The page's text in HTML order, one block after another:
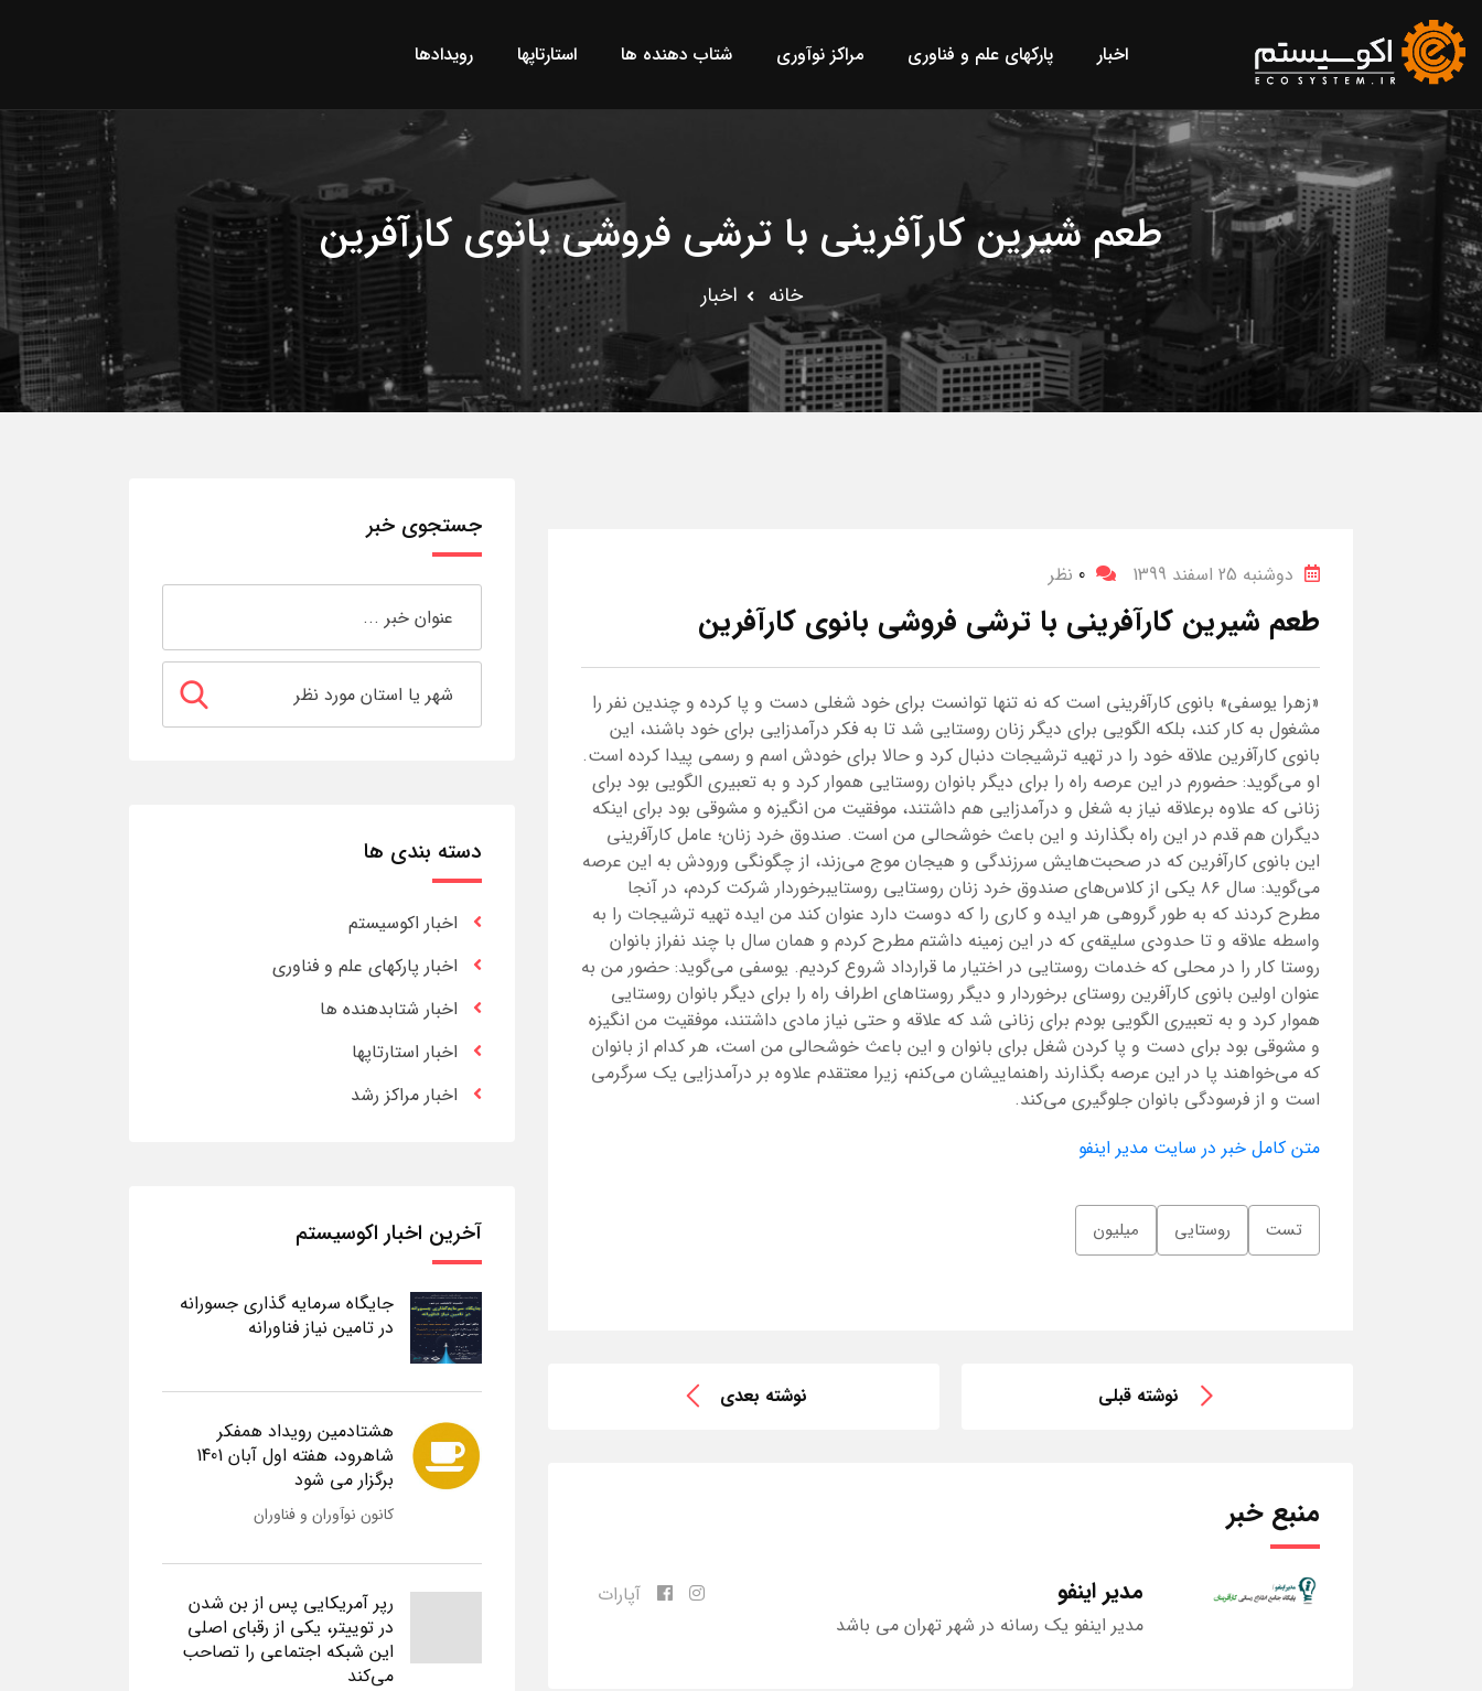
اخبار پارکهای علم و فناوری مراکز نوآوری شتاب دهنده ها استارتاپها رویدادها
طعم شیرین کارآفرینی با ترشی فروشی بانوی کارآفرین
خانه اخبار
دوشنبه 25 اسفند 1399 0 نظر
طعم شیرین کارآفرینی با ترشی فروشی بانوی کارآفرین
«زهرا یوسفی» بانوی کارآفرینی است که نه تنها توانست برای خود شغلی دست و پا کرده و چندین نفر را
مشغول به کار کند، بلکه الگویی برای دیگر زنان روستایی شد تا به فکر درآمدزایی برای خود باشند، این
بانوی کارآفرین علاقه خود را در تهیه ترشیجات دنبال کرد و حالا برای خودش اسم و رسمی پیدا کرده است.
او می‌گوید: حضورم در این عرصه راه را برای دیگر بانوان روستایی هموار کرد و به تعبیری الگویی بود برای
زنانی که علاوه برعلاقه نیاز به شغل و درآمدزایی هم داشتند، موفقیت من انگیزه و مشوقی بود برای اینکه
دیگران هم قدم در این راه بگذارند و این باعث خوشحالی من است. صندوق خرد زنان؛ عامل کارآفرینی
این بانوی کارآفرین که در صحبت‌هایش سرزندگی و هیجان موج می‌زند، از چگونگی ورودش به این عرصه
می‌گوید: سال ۸۶ یکی از کلاس‌های صندوق خرد زنان روستایی روستایبرخوردار شرکت کردم، در آنجا
مطرح کردند که به طور گروهی هر ایده و کاری را که دوست دارد عنوان کند من ایده تهیه ترشیجات را به
واسطه علاقه‌ و تا حدودی سلیقه‌ی که در این زمینه داشتم مطرح کردم و همان سال با چند نفراز بانوان
روستا کار را در محلی که خدمات روستایی در اختیار ما قرارداد شروع کردیم. یوسفی می‌گوید: حضور من به
عنوان اولین بانوی کارآفرین روستای برخوردار و دیگر روستاهای اطراف راه را برای دیگر بانوان روستایی
هموار کرد و به تعبیری الگویی بودم برای زنانی شد که علاقه و حتی نیاز مادی داشتند، موفقیت من انگیزه
و مشوقی بود برای دست و پا کردن شغل برای بانوان و این باعث خوشحالی من است، هر کدام از بانوان
که می‌خواهند پا در این عرصه بگذارند راهنماییشان می‌کنم، زیرا معتقدم علاوه بر درآمدزایی یک سرگرمی
است و از فرسودگی بانوان جلوگیری می‌کند.
متن کامل خبر در سایت مدیر اینفو
تست روستایی میلیون
نوشته قبلی نوشته بعدی
منبع خبر
مدیر اینفو
مدیر اینفو یک رسانه در شهر تهران می باشد
آپارات
جستجوی خبر
دسته بندی ها
اخبار اکوسیستم
اخبار پارکهای علم و فناوری
اخبار شتابدهنده ها
اخبار استارتاپها
اخبار مراکز رشد
آخرین اخبار اکوسیستم
جایگاه سرمایه گذاری جسورانه
در تامین نیاز فناورانه
هشتادمین رویداد همفکر
شاهرود، هفته اول آبان 1401
برگزار می شود
کانون نوآوران و فناوران
رپر آمریکایی پس از بن شدن
در توییتر، یکی از رقبای اصلی
این شبکه اجتماعی را تصاحب
می‌کند